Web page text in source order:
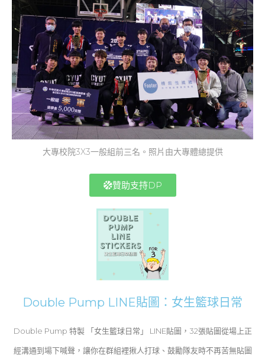
大專校院3X3一般組前三名。照片由大專體總提供
贊助支持DP
Double Pump LINE貼圖：女生籃球日常
Double Pump 特製 「女生籃球日常」 LINE貼圖，32張貼圖從場上正
經溝通到場下喊聲，讓你在群組裡揪人打球、鼓勵隊友時不再苦無貼圖